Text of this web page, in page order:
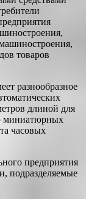
товаров
разнообразное
длиной для
миниатюрных
часовых
предприятия
подразделяемые